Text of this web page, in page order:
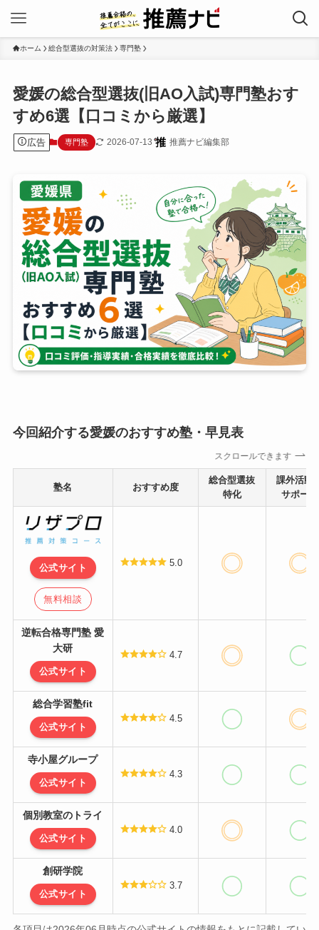
ホーム 総合型選抜の対策法 専門塾
愛媛の総合型選抜(旧AO入試)専門塾おす
すめ6選【口コミから厳選】
広告 専門塾 2026-07-13 推薦ナビ編集部
今回紹介する愛媛のおすすめ塾・早見表
スクロールできます
塾名 おすすめ度
総合型選抜
特化
課外活動
サポート
公式サイト
無料相談
5.0
逆転合格専門塾 愛
大研
公式サイト
4.7
総合学習塾fit
公式サイト
4.5
寺小屋グループ
公式サイト
4.3
個別教室のトライ
公式サイト
4.0
創研学院
公式サイト
3.7